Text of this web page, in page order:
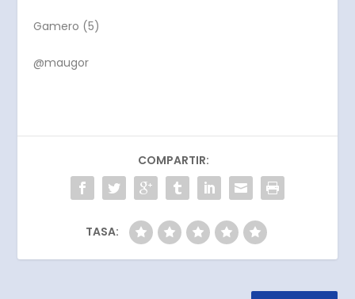
Gamero (5)
@maugor
COMPARTIR:
TASA: